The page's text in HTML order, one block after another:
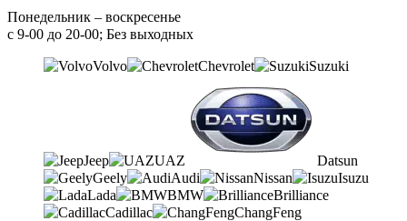
Понедельник – воскресенье
с 9-00 до 20-00; Без выходных
Volvo Chevrolet Suzuki
Jeep UAZ
Datsun
Geely
Audi Nissan
Isuzu
Lada
BMW
Brilliance
Cadillac
ChangFeng